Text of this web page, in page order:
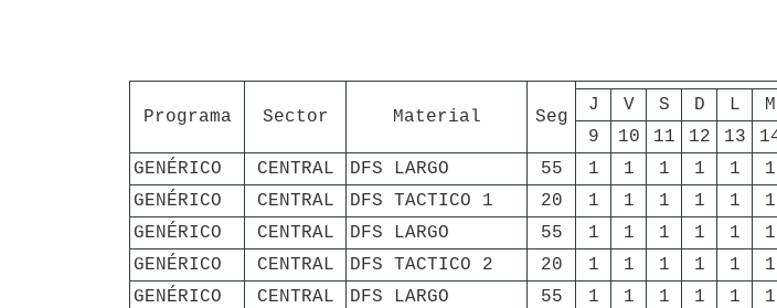
Programa Sector Material Seg
J V S D L M
9
10 11 12 13
GENÉRICO
CENTRAL DFS LARGO 55 1 1 1 1 1 1
GENÉRICO
CENTRAL DFS TACTICO 1 20 1 1 1 1 1 1
GENÉRICO
CENTRAL DFS LARGO 55 1 1 1 1 1 1
GENÉRICO
CENTRAL DFS TACTICO 2 20 1 1 1 1 1 1
GENÉRICO
CENTRAL DFS LARGO 55 1 1 1 1 1 1